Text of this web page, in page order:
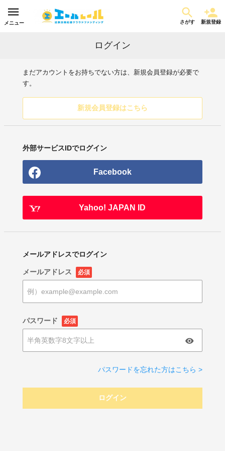
メニュー さがす 新規登録
ログイン
まだアカウントをお持ちでない方は、新規会員登録が必要で
す。
新規会員登録はこちら
外部サービスIDでログイン
Facebook
Yahoo! JAPAN ID
メールアドレスでログイン
メールアドレス 必須
パスワード 必須
パスワードを忘れた方はこちら >
ログイン